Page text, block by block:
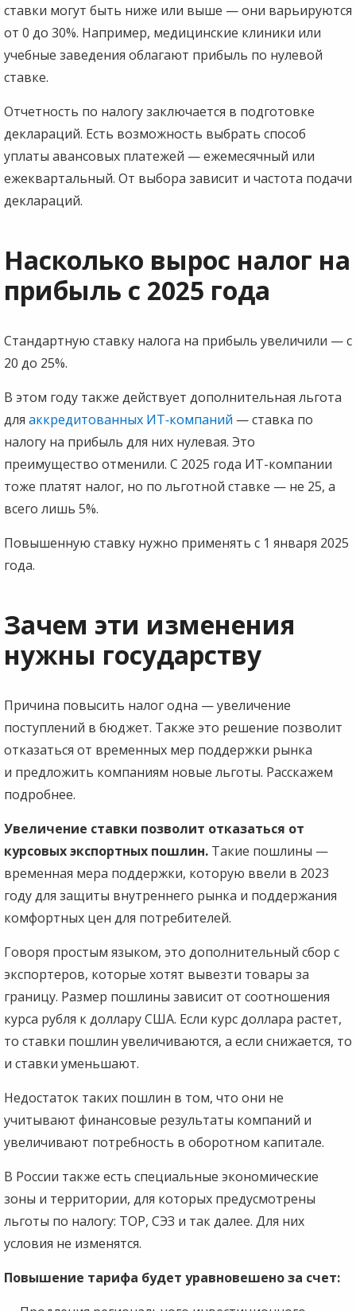
ставки могут быть ниже или выше — они варьируются
от 0 до 30%. Например, медицинские клиники или
учебные заведения облагают прибыль по нулевой
ставке.
Отчетность по налогу заключается в подготовке
деклараций. Есть возможность выбрать способ
уплаты авансовых платежей — ежемесячный или
ежеквартальный. От выбора зависит и частота подачи
деклараций.
Насколько вырос налог на
прибыль с 2025 года
Стандартную ставку налога на прибыль увеличили — с
20 до 25%.
В этом году также действует дополнительная льгота
для аккредитованных ИТ‑компаний — ставка по
налогу на прибыль для них нулевая. Это
преимущество отменили. С 2025 года ИТ-компании
тоже платят налог, но по льготной ставке — не 25, а
всего лишь 5%.
Повышенную ставку нужно применять с 1 января 2025
года.
Зачем эти изменения
нужны государству
Причина повысить налог одна — увеличение
поступлений в бюджет. Также это решение позволит
отказаться от временных мер поддержки рынка
и предложить компаниям новые льготы. Расскажем
подробнее.
Увеличение ставки позволит отказаться от
курсовых экспортных пошлин. Такие пошлины —
временная мера поддержки, которую ввели в 2023
году для защиты внутреннего рынка и поддержания
комфортных цен для потребителей.
Говоря простым языком, это дополнительный сбор с
экспортеров, которые хотят вывезти товары за
границу. Размер пошлины зависит от соотношения
курса рубля к доллару США. Если курс доллара растет,
то ставки пошлин увеличиваются, а если снижается, то
и ставки уменьшают.
Недостаток таких пошлин в том, что они не
учитывают финансовые результаты компаний и
увеличивают потребность в оборотном капитале.
В России также есть специальные экономические
зоны и территории, для которых предусмотрены
льготы по налогу: ТОР, СЭЗ и так далее. Для них
условия не изменятся.
Повышение тарифа будет уравновешено за счет: